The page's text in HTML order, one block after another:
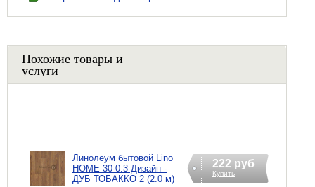
Похожие товары и
услуги
Линолеум бытовой Lino
HOME 30-0.3 Дизайн -
ДУБ ТОБАККО 2 (2.0 м)
222 руб
Купить